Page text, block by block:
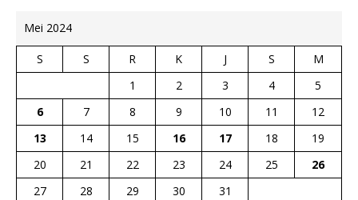
Mei 2024
S S R K J S
M
1
2 3 4
5
6
7 8 9 10 11
12
13
14 15 16 17 18
19
20
21 22 23 24 25
26
27
28 29 30 31